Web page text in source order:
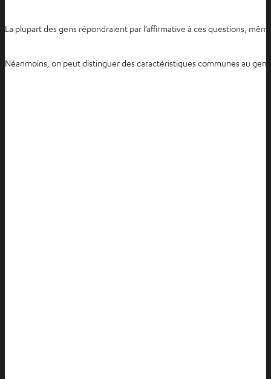
La plupart des gens répondraient par l’affirmative à ces questions,
Néanmoins, on peut distinguer des caractéristiques communes au